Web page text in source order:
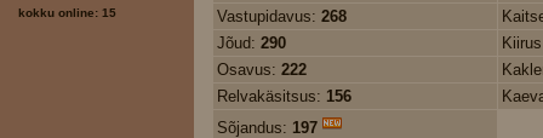
kokku online: 15
Vastupidavus: 268
Jõud: 290
Osavus: 222
Relvakäsitsus: 156
Sõjandus: 197